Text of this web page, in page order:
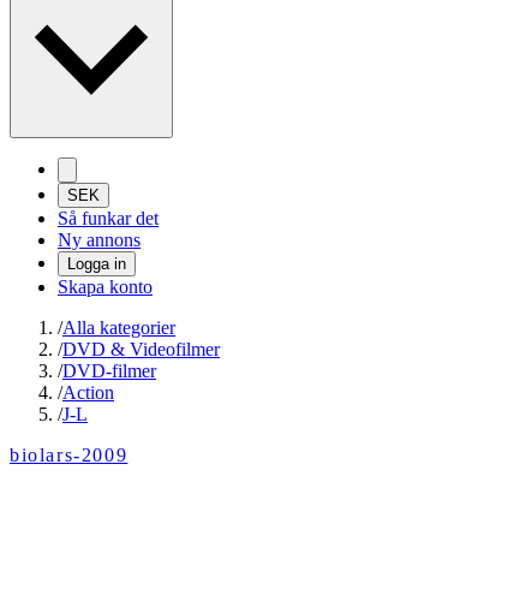
SEK
Så funkar det
Ny annons
Logga in
Skapa konto
/Alla kategorier
/DVD & Videofilmer
/DVD-filmer
/Action
/J-L
biolars-2009